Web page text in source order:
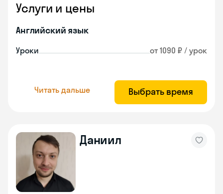
Услуги и цены
Английский язык
Уроки от 1090 ₽ / урок
Читать дальше Выбрать время
Даниил